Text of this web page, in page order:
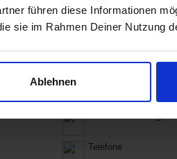
führen diese Informationen
sie im Rahmen Deiner Nutzung
Ablehnen
Smartphones &
TV & Fernseher
Große
Telefone